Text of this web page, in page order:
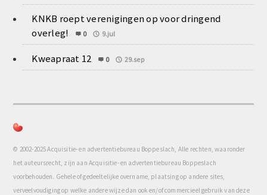
KNKB roept verenigingen op voor dringend
overleg!
0 9.jul
Kweapraat 12 0 29.sep
© 2002-2025 Acquisitie- en advertentiebureau Boppeslach, Alle rechten, waaronder
het auteursrecht, zijn aan Acquisitie- en advertentiebureau Boppeslach
voorbehouden. Gehele of gedeeltelijke overname, plaatsing op andere sites,
verveelvoudiging op welke andere wijze dan ook en/of commercieel gebruik van deze